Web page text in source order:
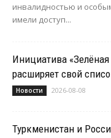
инвалидностью и
имели доступ...
Инициатива
расширяет свой
Новости 2026-08-08
Туркменистан и